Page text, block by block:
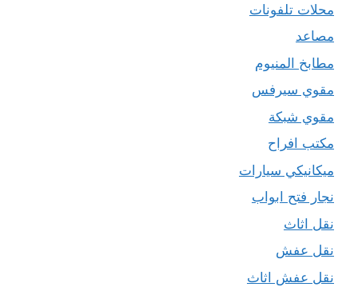
محلات تلفونات
مصاعد
مطابخ المنيوم
مقوي سيرفس
مقوي شبكة
مكتب افراح
ميكانيكي سيارات
نجار فتح ابواب
نقل اثاث
نقل عفش
نقل عفش اثاث